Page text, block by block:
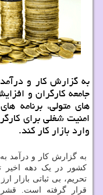
به گزارش کار و
جامعه کارگران و
های متولی، برنامه
امنیت شغلی برای
وارد بازار کار کند.
به گزارش کار و درآمد
کشور در یک دهه اخیر
تحریم، بی ثباتی بازار
قرار گرفته است. قشر